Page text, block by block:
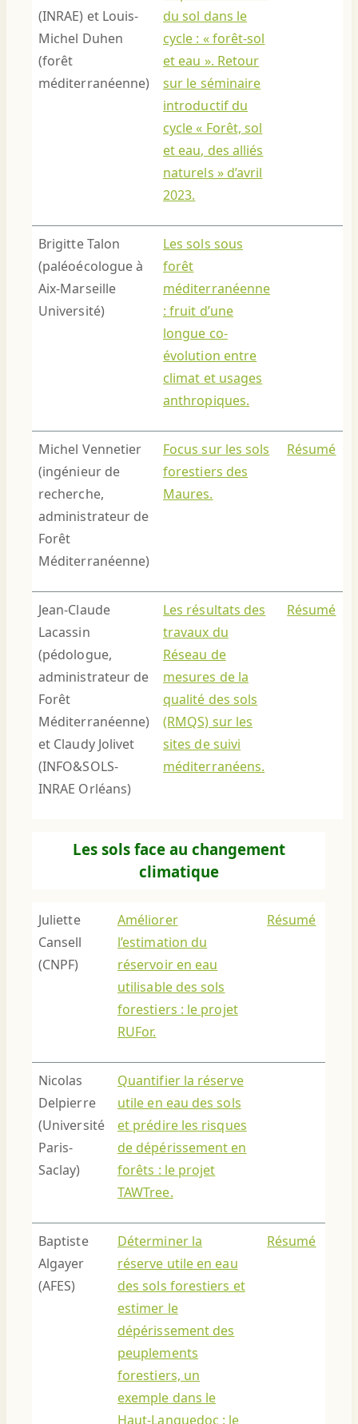
(INRAE) et Louis-
Michel Duhen
(forêt
méditerranéenne)
du sol dans le
cycle : « forêt-sol
et eau ». Retour
sur le séminaire
introductif du
cycle « Forêt, sol
et eau, des alliés
naturels » d’avril
2023.
Brigitte Talon
(paléoécologue à
Aix-Marseille
Université)
Les sols sous
forêt
méditerranéenne
: fruit d’une
longue co-
évolution entre
climat et usages
anthropiques.
Michel Vennetier
(ingénieur de
recherche,
administrateur de
Forêt
Méditerranéenne)
Focus sur les sols
forestiers des
Maures.
Résumé
Jean-Claude
Lacassin
(pédologue,
administrateur de
Forêt
Méditerranéenne)
et Claudy Jolivet
(INFO&SOLS-
INRAE Orléans)
Les résultats des
travaux du
Réseau de
mesures de la
qualité des sols
(RMQS) sur les
sites de suivi
méditerranéens.
Résumé
Les sols face au changement
climatique
Juliette
Cansell
(CNPF)
Améliorer
l’estimation du
réservoir en eau
utilisable des sols
forestiers : le projet
RUFor.
Résumé
Nicolas
Delpierre
(Université
Paris-
Saclay)
Quantifier la réserve
utile en eau des sols
et prédire les risques
de dépérissement en
forêts : le projet
TAWTree.
Baptiste
Algayer
(AFES)
Déterminer la
réserve utile en eau
des sols forestiers et
estimer le
dépérissement des
peuplements
forestiers, un
exemple dans le
Haut-Languedoc : le
Résumé